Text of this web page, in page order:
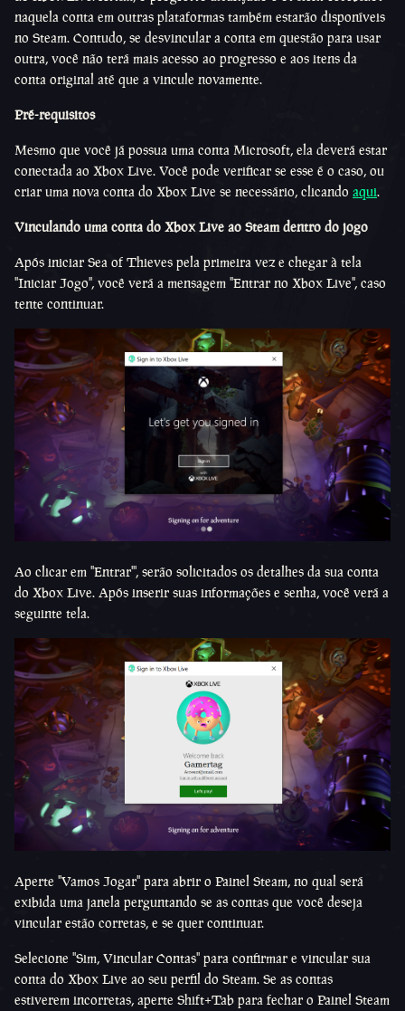
naquela conta em outras plataformas também estarão disponíveis
no Steam. Contudo, se desvincular a conta em questão para usar
outra, você não terá mais acesso ao progresso e aos itens da
conta original até que a vincule novamente.
Pré-requisitos
Mesmo que você já possua uma conta Microsoft, ela deverá estar
conectada ao Xbox Live. Você pode verificar se esse é o caso, ou
criar uma nova conta do Xbox Live se necessário, clicando aqui.
Vinculando uma conta do Xbox Live ao Steam dentro do jogo
Após iniciar Sea of Thieves pela primeira vez e chegar à tela
"Iniciar Jogo", você verá a mensagem "Entrar no Xbox Live", caso
tente continuar.
Ao clicar em "Entrar"', serão solicitados os detalhes da sua conta
do Xbox Live. Após inserir suas informações e senha, você verá a
seguinte tela.
Aperte "Vamos Jogar" para abrir o Painel Steam, no qual será
exibida uma janela perguntando se as contas que você deseja
vincular estão corretas, e se quer continuar.
Selecione "Sim, Vincular Contas" para confirmar e vincular sua
conta do Xbox Live ao seu perfil do Steam. Se as contas
estiverem incorretas, aperte Shift+Tab para fechar o Painel Steam